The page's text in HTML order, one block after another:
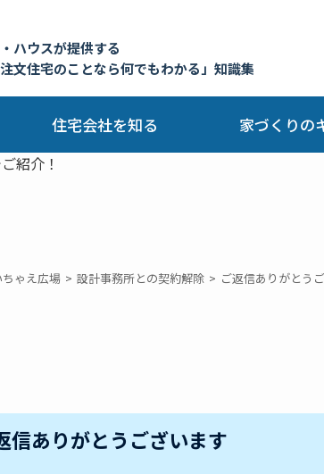
ハウスが提供する
注文住宅のことなら何でもわかる」知識集
住宅会社を知る 家づくりの
紹介！
ゃえ広場 設計事務所との契約解除 ご返信ありがとう
信ありがとうございます